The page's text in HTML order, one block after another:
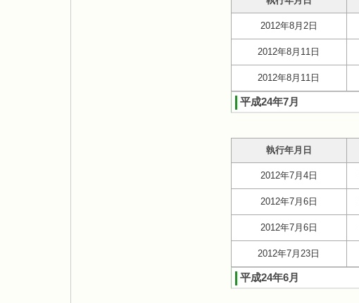
2012年8月2日
2012年8月11日
2012年8月11日
平成24年7月
執行年月日
2012年7月4日
2012年7月6日
2012年7月6日
2012年7月23日
平成24年6月